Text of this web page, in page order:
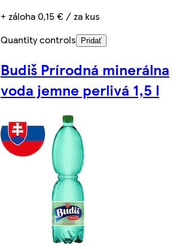
+ záloha 0,15 € / za kus
Quantity controls
Pridať
Budiš Prírodná minerálna
voda jemne perlivá 1,5 l